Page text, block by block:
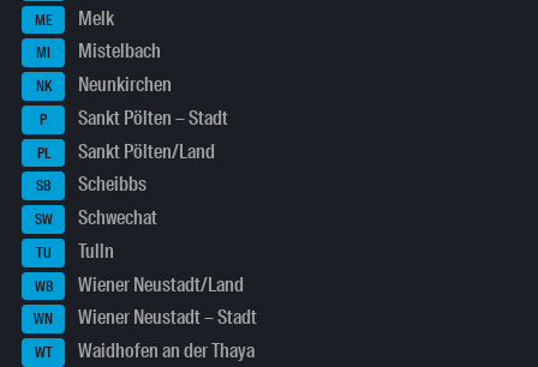
ME Melk
MI Mistelbach
NK Neunkirchen
P Sankt Pölten – Stadt
PL Sankt Pölten/Land
SB Scheibbs
SW Schwechat
TU Tulln
WB Wiener Neustadt/Land
WN Wiener Neustadt – Stadt
WT Waidhofen an der Thaya